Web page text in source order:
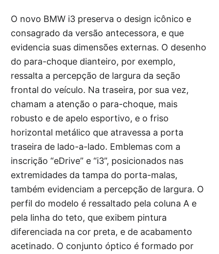
O novo BMW i3 preserva o design icônico e
consagrado da versão antecessora, e que
evidencia suas dimensões externas. O desenho
do para-choque dianteiro, por exemplo,
ressalta a percepção de largura da seção
frontal do veículo. Na traseira, por sua vez,
chamam a atenção o para-choque, mais
robusto e de apelo esportivo, e o friso
horizontal metálico que atravessa a porta
traseira de lado-a-lado. Emblemas com a
inscrição “eDrive” e “i3”, posicionados nas
extremidades da tampa do porta-malas,
também evidenciam a percepção de largura. O
perfil do modelo é ressaltado pela coluna A e
pela linha do teto, que exibem pintura
diferenciada na cor preta, e de acabamento
acetinado. O conjunto óptico é formado por